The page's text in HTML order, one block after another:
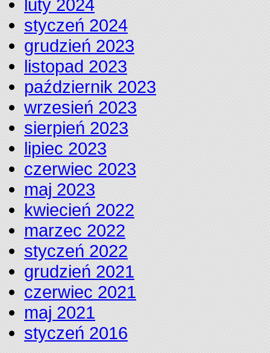
luty 2024
styczeń 2024
grudzień 2023
listopad 2023
październik 2023
wrzesień 2023
sierpień 2023
lipiec 2023
czerwiec 2023
maj 2023
kwiecień 2022
marzec 2022
styczeń 2022
grudzień 2021
czerwiec 2021
maj 2021
styczeń 2016